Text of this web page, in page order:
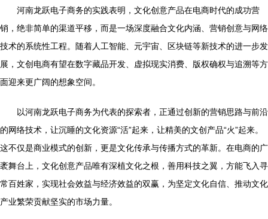
河南龙跃电子商务的实践表明，文化创意产品在电商时代的成功营
销，绝非简单的渠道平移，而是一场深度融合文化内涵、营销创意与网络
技术的系统性工程。随着人工智能、元宇宙、区块链等新技术的进一步发
展，文创电商有望在数字藏品开发、虚拟现实消费、版权确权与追溯等方
面迎来更广阔的想象空间。
以河南龙跃电子商务为代表的探索者，正通过创新的营销思路与前沿
的网络技术，让沉睡的文化资源“活”起来，让精美的文创产品“火”起来。
这不仅是商业模式的创新，更是文化传承与传播方式的革新。在电商的广
袤舞台上，文化创意产品唯有深植文化之根，善用科技之翼，方能飞入寻
常百姓家，实现社会效益与经济效益的双赢，为坚定文化自信、推动文化
产业繁荣贡献坚实的市场力量。